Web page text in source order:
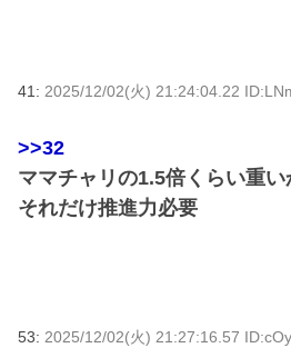
41: 2025/12/02(火) 21:24:04.22
>>32
ママチャリの1.5倍くらい重い
それだけ推進力必要
53: 2025/12/02(火) 21:27:16.57